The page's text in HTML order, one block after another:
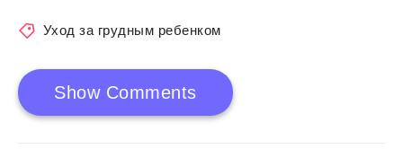
Уход за грудным ребенком
Show Comments